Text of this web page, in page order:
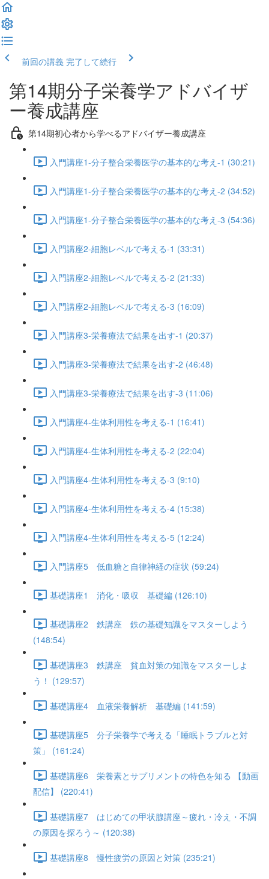
前回の講義 完了して続行
第14期分子栄養学アドバイザ
ー養成講座
第14期初心者から学べるアドバイザー養成講座
入門講座1-分子整合栄養医学の基本的な考え-1 (30:21)
入門講座1-分子整合栄養医学の基本的な考え-2 (34:52)
入門講座1-分子整合栄養医学の基本的な考え-3 (54:36)
入門講座2-細胞レベルで考える-1 (33:31)
入門講座2-細胞レベルで考える-2 (21:33)
入門講座2-細胞レベルで考える-3 (16:09)
入門講座3-栄養療法で結果を出す-1 (20:37)
入門講座3-栄養療法で結果を出す-2 (46:48)
入門講座3-栄養療法で結果を出す-3 (11:06)
入門講座4-生体利用性を考える-1 (16:41)
入門講座4-生体利用性を考える-2 (22:04)
入門講座4-生体利用性を考える-3 (9:10)
入門講座4-生体利用性を考える-4 (15:38)
入門講座4-生体利用性を考える-5 (12:24)
入門講座5 低血糖と自律神経の症状 (59:24)
基礎講座1 消化・吸収 基礎編 (126:10)
基礎講座2 鉄講座 鉄の基礎知識をマスターしよう
(148:54)
基礎講座3 鉄講座 貧血対策の知識をマスターしよ
う！ (129:57)
基礎講座4 血液栄養解析 基礎編 (141:59)
基礎講座5 分子栄養学で考える「睡眠トラブルと対
策」 (161:24)
基礎講座6 栄養素とサプリメントの特色を知る 【動画
配信】 (220:41)
基礎講座7 はじめての甲状腺講座～疲れ・冷え・不調
の原因を探ろう～ (120:38)
基礎講座8 慢性疲労の原因と対策 (235:21)